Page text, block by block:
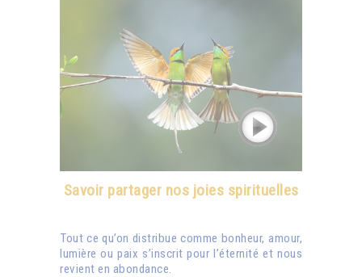
Savoir partager nos joies spirituelles
Tout ce qu’on distribue comme bonheur, amour,
lumière ou paix s’inscrit pour l’éternité et nous
revient en abondance.